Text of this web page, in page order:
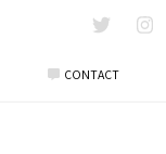
CONTACT